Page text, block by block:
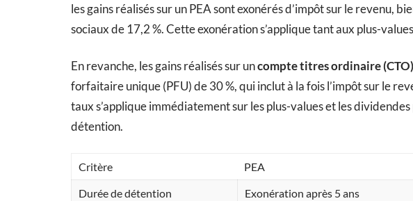
les gains réalisés sur un PEA sont exonérés d’impôt sur le revenu,
sociaux de 17,2 %. Cette exonération s’applique tant aux plus-
En revanche, les gains réalisés sur uncompte titres ordinaire (CTO)
forfaitaire unique (PFU) de 30 %, qui inclut à la fois l’impôt sur le
taux s’applique immédiatement sur les plus-values et les
détention.
Critère PEA
Durée de détention
Exonération après 5 ans